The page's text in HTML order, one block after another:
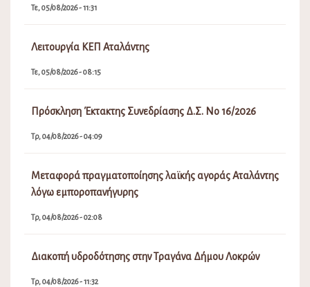
Τε, 05/08/2026 - 11:31
Λειτουργία ΚΕΠ Αταλάντης
Τε, 05/08/2026 - 08:15
Πρόσκληση Έκτακτης Συνεδρίασης Δ.Σ. Νο 16/2026
Τρ, 04/08/2026 - 04:09
Μεταφορά πραγματοποίησης λαϊκής αγοράς Αταλάντης
λόγω εμποροπανήγυρης
Τρ, 04/08/2026 - 02:08
Διακοπή υδροδότησης στην Τραγάνα Δήμου Λοκρών
Τρ, 04/08/2026 - 11:32